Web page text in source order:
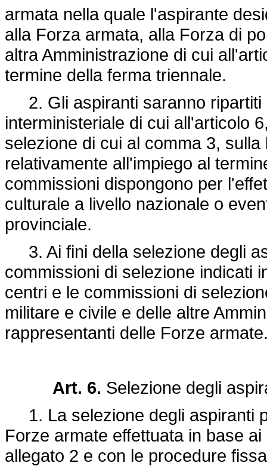
armata nella quale l'aspirante
alla Forza armata, alla Forza di
altra Amministrazione di cui
termine della ferma triennale.
2. Gli aspiranti saranno ripartiti
interministeriale di cui all'articolo
selezione di cui al comma 3,
relativamente all'impiego al
commissioni dispongono per
culturale a livello nazionale o
provinciale.
3. Ai fini della selezione degli
commissioni di selezione indicati
centri e le commissioni di
militare e civile e delle altre
rappresentanti delle Forze
Art. 6. Selezione degli
1. La selezione degli aspiranti
Forze armate effettuata in base
allegato 2 e con le procedure